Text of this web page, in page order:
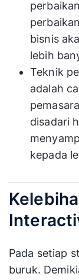
bisnis
lebih
Teknik
adalah
disadari
kepada
Pada setiap
buruk.